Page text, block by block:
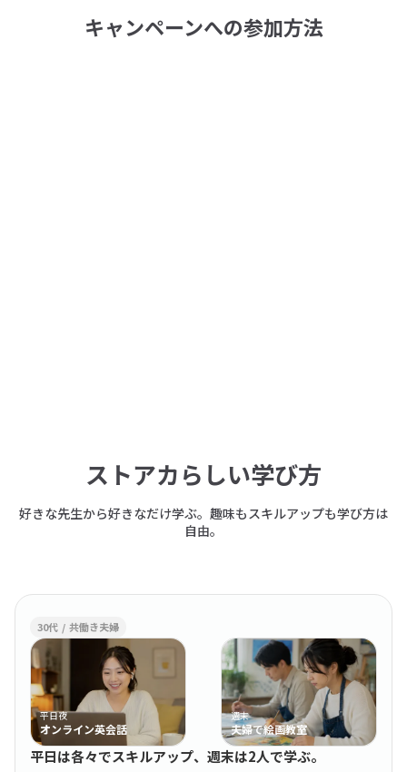
キャンペーンへの参加方法
ストアカらしい学び方
好きな先生から好きなだけ学ぶ。趣味もスキルアップも学び方は
自由。
30代 / 共働き夫婦
平日夜
オンライン英会話
週末
夫婦で絵画教室
平日は各々でスキルアップ、週末は2人で学ぶ。